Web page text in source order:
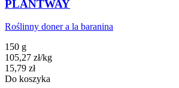
PLANTWAY
Roślinny doner a la baranina
150 g
105,27 zł/kg
Cena
15,79 zł
Do koszyka